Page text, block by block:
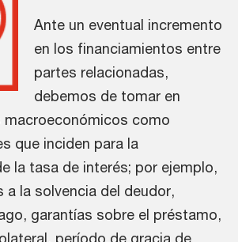
Ante un eventual incremento
en los financiamientos entre
partes relacionadas,
debemos de tomar en
como
que inciden para la
la tasa de interés; por ejemplo,
a la solvencia del deudor,
garantías sobre el préstamo,
período de gracia de